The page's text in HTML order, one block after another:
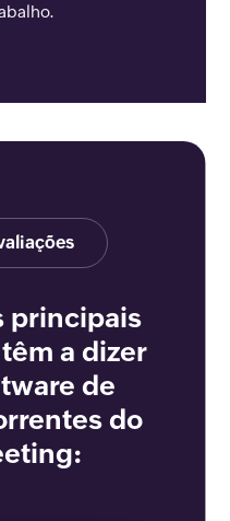
principais
a dizer
de
do